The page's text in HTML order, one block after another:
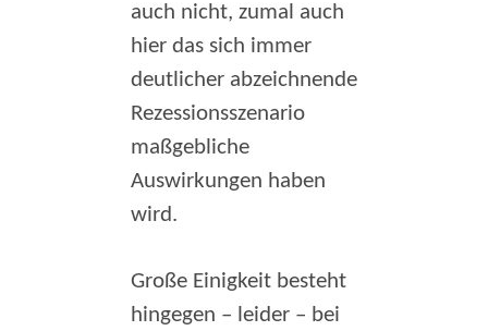
auch nicht, zumal auch
hier das sich immer
deutlicher abzeichnende
Rezessionsszenario
maßgebliche
Auswirkungen haben
wird.
Große Einigkeit besteht
hingegen – leider – bei